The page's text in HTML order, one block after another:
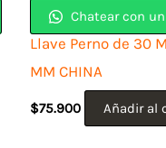
Chatear con
Llave Perno de 30
MM CHINA
$75.900 Añadir al